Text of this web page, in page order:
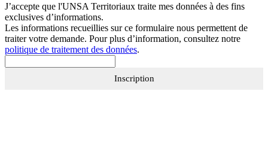
J’accepte que l'UNSA Territoriaux traite mes données à des fins
exclusives d’informations.
Les informations recueillies sur ce formulaire nous permettent de
traiter votre demande. Pour plus d’information, consultez notre
politique de traitement des données.
Inscription